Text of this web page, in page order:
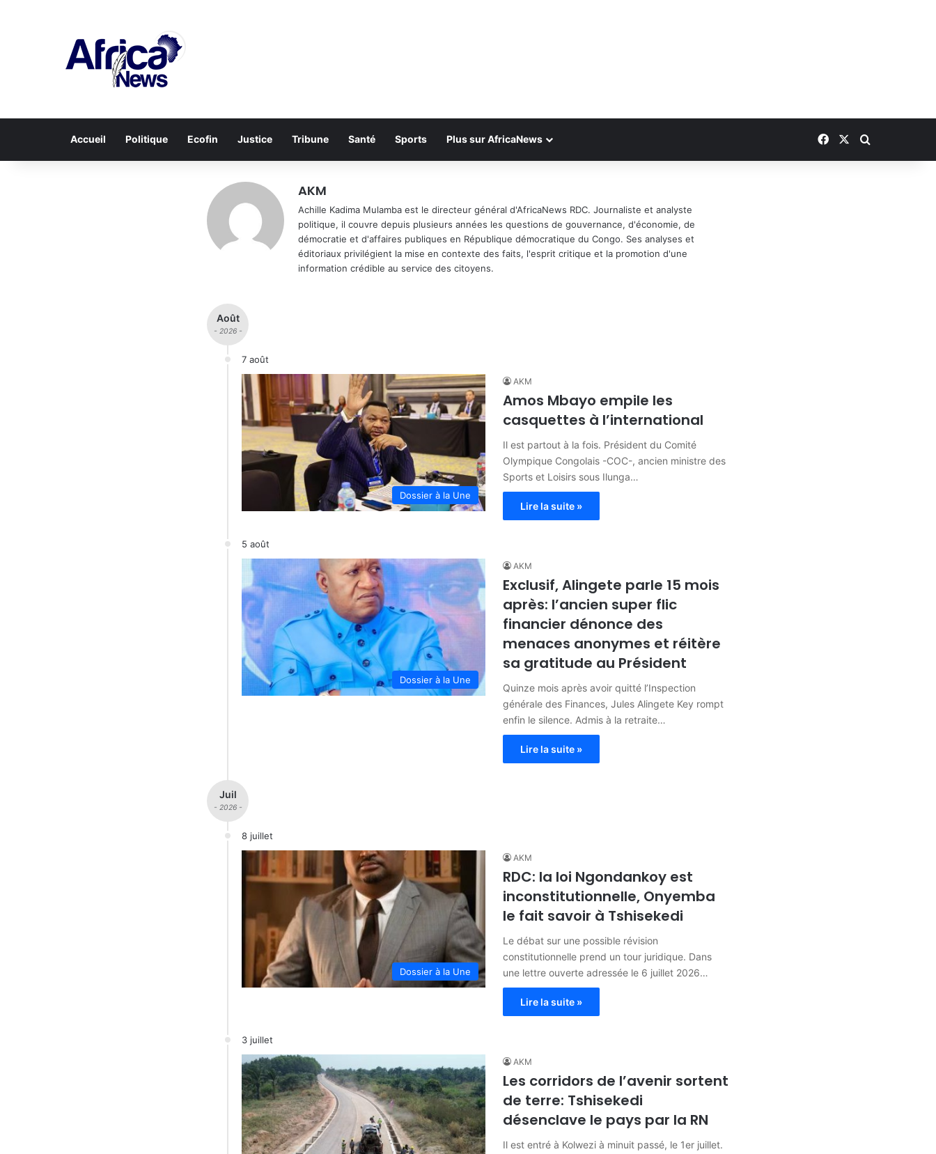
Accueil Politique Ecofin Justice Tribune Santé Sports Plus sur AfricaNews Facebook
AKM
Achille Kadima Mulamba est le directeur général d'AfricaNews RDC. Journaliste et analyste
politique, il couvre depuis plusieurs années les questions de gouvernance, d'économie, de
démocratie et d'affaires publiques en République démocratique du Congo. Ses analyses et
éditoriaux privilégient la mise en contexte des faits, l'esprit critique et la promotion d'une
information crédible au service des citoyens.
Août
- 2026 -
7 août
Dossier à la Une
AKM
Amos Mbayo empile les
casquettes à l’international
Il est partout à la fois. Président du Comité
Olympique Congolais -COC-, ancien ministre des
Sports et Loisirs sous Ilunga…
Lire la suite »
5 août
Dossier à la Une
AKM
Exclusif, Alingete parle 15 mois
après: l’ancien super flic
financier dénonce des
menaces anonymes et réitère
sa gratitude au Président
Quinze mois après avoir quitté l’Inspection
générale des Finances, Jules Alingete Key rompt
enfin le silence. Admis à la retraite…
Lire la suite »
Juil
- 2026 -
8 juillet
Dossier à la Une
AKM
RDC: la loi Ngondankoy est
inconstitutionnelle, Onyemba
le fait savoir à Tshisekedi
Le débat sur une possible révision
constitutionnelle prend un tour juridique. Dans
une lettre ouverte adressée le 6 juillet 2026…
Lire la suite »
3 juillet
AKM
Les corridors de l’avenir sortent
de terre: Tshisekedi
désenclave le pays par la RN
Il est entré à Kolwezi à minuit passé, le 1er juillet.